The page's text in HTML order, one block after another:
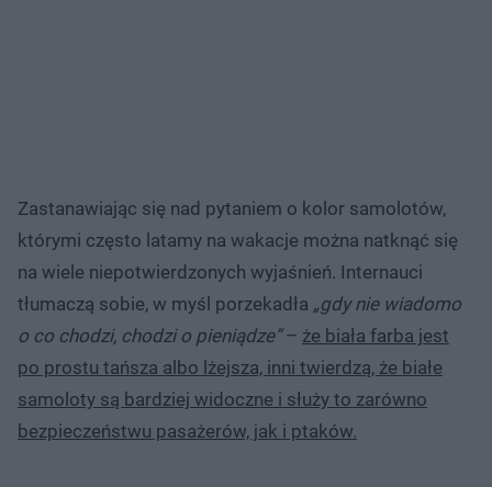
Zastanawiając się nad pytaniem o kolor samolotów,
którymi często latamy na wakacje można natknąć się
na wiele niepotwierdzonych wyjaśnień. Internauci
tłumaczą sobie, w myśl porzekadła „gdy nie wiadomo
o co chodzi, chodzi o pieniądze”– że biała farba jest
po prostu tańsza albo lżejsza, inni twierdzą, że białe
samoloty są bardziej widoczne i służy to zarówno
bezpieczeństwu pasażerów, jak i ptaków.